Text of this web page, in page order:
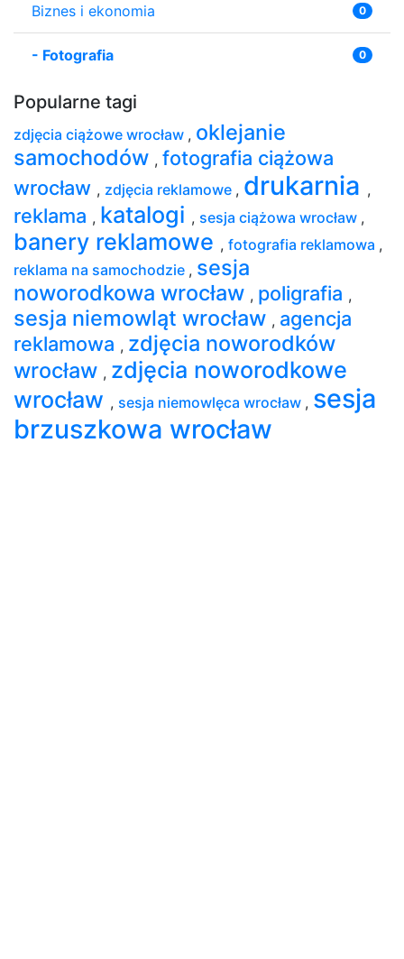
Biznes i ekonomia 0
- Fotografia 0
Popularne tagi
zdjęcia ciążowe wrocław , oklejanie
samochodów , fotografia ciążowa
wrocław , zdjęcia reklamowe , drukarnia ,
reklama , katalogi , sesja ciążowa wrocław ,
banery reklamowe , fotografia reklamowa ,
reklama na samochodzie , sesja
noworodkowa wrocław , poligrafia ,
sesja niemowląt wrocław , agencja
reklamowa , zdjęcia noworodków
wrocław , zdjęcia noworodkowe
wrocław , sesja niemowlęca wrocław , sesja
brzuszkowa wrocław